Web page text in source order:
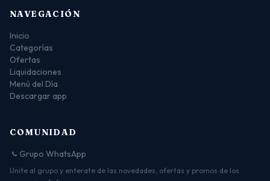
NAVEGACIÓN
Inicio
Categorías
Ofertas
Liquidaciones
Menú del Día
Descargar app
COMUNIDAD
Grupo WhatsApp
Unite al grupo y enterate de las novedades, ofertas y promos de los